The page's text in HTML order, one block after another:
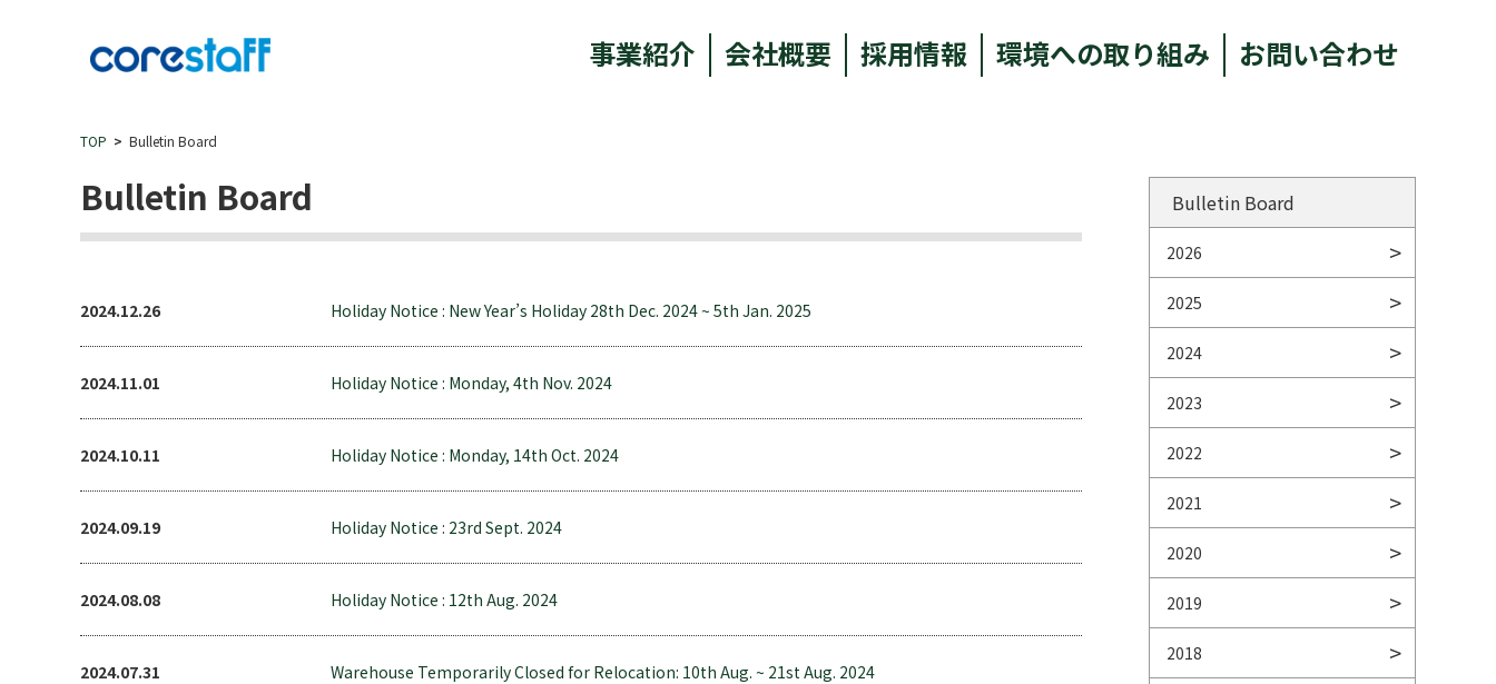
事業紹介 会社概要 採用情報 環境への取り組み お問い合わせ
TOP Bulletin Board
Bulletin Board
2024.12.26 Holiday Notice : New Year’s Holiday 28th Dec. 2024 ~ 5th Jan. 2025
2024.11.01 Holiday Notice : Monday, 4th Nov. 2024
2024.10.11 Holiday Notice : Monday, 14th Oct. 2024
2024.09.19 Holiday Notice : 23rd Sept. 2024
2024.08.08 Holiday Notice : 12th Aug. 2024
2024.07.31 Warehouse Temporarily Closed for Relocation: 10th Aug. ~ 21st Aug. 2024
Bulletin Board
2026
2025
2024
2023
2022
2021
2020
2019
2018